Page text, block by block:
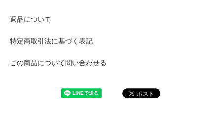
返品について
特定商取引法に基づく表記
この商品について問い合わせる